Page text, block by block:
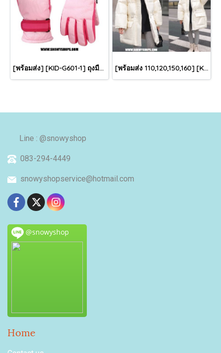
[พร้อมส่ง] [KID-G601-1] ถุงมือกันหนาวเด็กสีชมพูอ่อน ซับขนด้านใน ใส่กันหนาวเล่นหิมะได้ (เหมาะสำหรับเด็ก 3-5ขวบ) [พร้อมส่ง 110,120,150,160] [KID-C5040-2] เสื้อโค้ทกันหนาวเด็กขนเป็ดสีขาว แขนยาว มีกระเป๋าสองข้าง แบบซิปด้านหน้า หมวกฮู้ดติดเฟอร์ฟรุ้งฟริ้งใส่ติดลบกันหนาว เล่นหิมะได้ค่ะ
Line : @snowyshop
083-294-4449
snowyshopservice@hotmail.com
@snowyshop
Home